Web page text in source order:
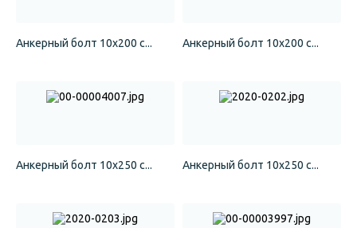
Анкерный болт 10х200 с... Анкерный болт 10х200 с...
Анкерный болт 10х250 с... Анкерный болт 10х250 с...